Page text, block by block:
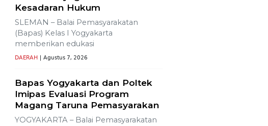
1
Demokrasi
Ekonomi Bukan
Bernama
Koperasi
OPINI